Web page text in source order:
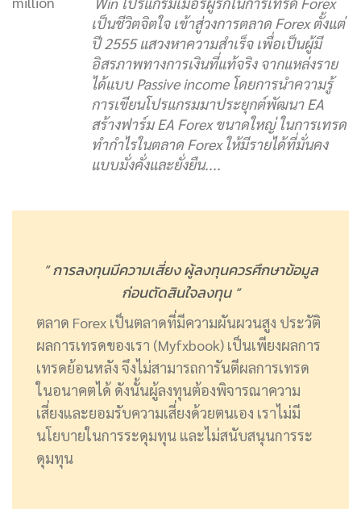
เป็นชีวิตจิตใจ เข้าสู่วงการตลาด Forex ตั้งแต่
ปี 2555 แสวงหาความสำเร็จ เพื่อเป็นผู้มี
อิสรภาพทางการเงินที่แท้จริง จากแหล่งราย
ได้แบบ Passive income โดยการนำความรู้
การเขียนโปรแกรมมาประยุกต์พัฒนา EA
สร้างฟาร์ม EA Forex ขนาดใหญ่ ในการเทรด
ทำกำไรในตลาด Forex ให้มีรายได้ที่มั่นคง
แบบมั่งคั่งและยั่งยืน....
” การลงทุนมีความเสี่ยง ผู้ลงทุนควรศึกษาข้อมูล
ก่อนตัดสินใจลงทุน “
ตลาด Forex เป็นตลาดที่มีความผันผวนสูง ประวัติ
ผลการเทรดของเรา (Myfxbook) เป็นเพียงผลการ
เทรดย้อนหลัง จึงไม่สามารถการันตีผลการเทรด
ในอนาคตได้ ดังนั้นผู้ลงทุนต้องพิจารณาความ
เสี่ยงและยอมรับความเสี่ยงด้วยตนเอง เราไม่มี
นโยบายในการระดุมทุน และไม่สนับสนุนการระ
ดุมทุน